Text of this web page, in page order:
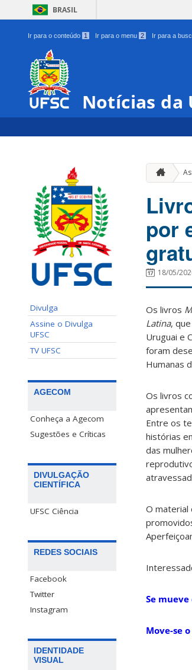
BRASIL
Ir para o conteúdo 1 Ir para o menu 2 Ir para a
Notícias da
Divulga
Assine o Divulga
UFSC
TV UFSC
AGECOM
Conheça a Agecom
Sugestões e Críticas
DIVULGAÇÃO
CIENTÍFICA
UFSC Ciência
REDES SOCIAIS
Facebook
Twitter
Instagram
IDENTIDADE
VISUAL
por
18/05/
Os livros
Latina,
Uruguai e
foram
Humanas
Os livros
Entre os
histórias
das
O material
Se
Move-se